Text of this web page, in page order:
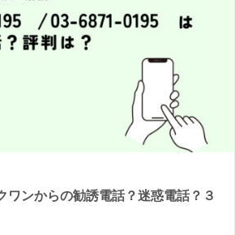
ワンからの勧誘電話？迷惑電話？３